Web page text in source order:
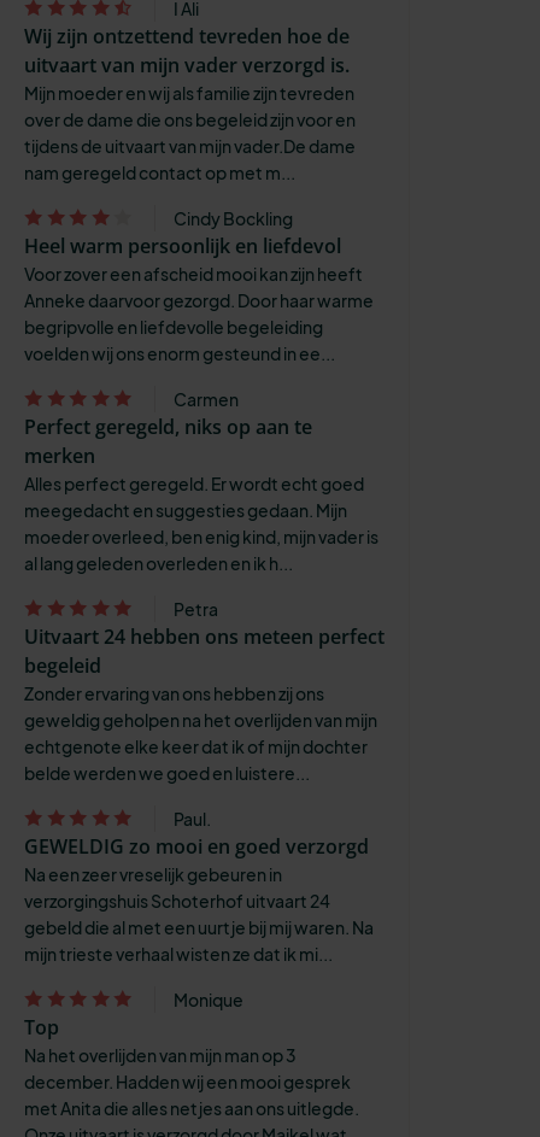
I Ali
Wij zijn ontzettend tevreden hoe de
uitvaart van mijn vader verzorgd is.
Mijn moeder en wij als familie zijn tevreden
over de dame die ons begeleid zijn voor en
tijdens de uitvaart van mijn vader.De dame
nam geregeld contact op met m...
Cindy Bockling
Heel warm persoonlijk en liefdevol
Voor zover een afscheid mooi kan zijn heeft
Anneke daarvoor gezorgd. Door haar warme
begripvolle en liefdevolle begeleiding
voelden wij ons enorm gesteund in ee...
Carmen
Perfect geregeld, niks op aan te
merken
Alles perfect geregeld. Er wordt echt goed
meegedacht en suggesties gedaan. Mijn
moeder overleed, ben enig kind, mijn vader is
al lang geleden overleden en ik h...
Petra
Uitvaart 24 hebben ons meteen perfect
begeleid
Zonder ervaring van ons hebben zij ons
geweldig geholpen na het overlijden van mijn
echtgenote elke keer dat ik of mijn dochter
belde werden we goed en luistere...
Paul.
GEWELDIG zo mooi en goed verzorgd
Na een zeer vreselijk gebeuren in
verzorgingshuis Schoterhof uitvaart 24
gebeld die al met een uurtje bij mij waren. Na
mijn trieste verhaal wisten ze dat ik mi...
Monique
Top
Na het overlijden van mijn man op 3
december. Hadden wij een mooi gesprek
met Anita die alles netjes aan ons uitlegde.